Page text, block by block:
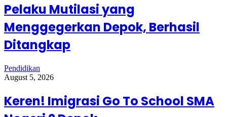
Pelaku Mutilasi yang
Menggegerkan Depok, Berhasil
Ditangkap
Pendidikan
August 5, 2026
Keren! Imigrasi Go To School SMA